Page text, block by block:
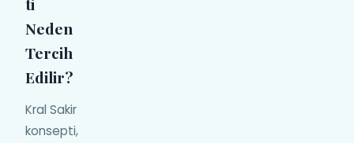
Neden
Tercih
Edilir?
Kral Sakir
konsepti,